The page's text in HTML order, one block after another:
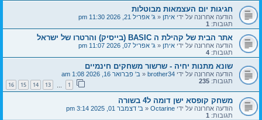
חגיגות יום העצמאות מבוטלות
הודעה אחרונה על ידי איתן«ג' אפריל 21, 2026 11:30 pm
תגובות: 1
אתר הבית של קהילת ה BASIC (בייסיק) והרטרו של ישראל
הודעה אחרונה על ידי איתן«ג' אפריל 07, 2026 11:07 pm
תגובות: 4
שונא מתנות יחיה - שרשור משחקים חינמיים
הודעה אחרונה על ידי brother34
«ב' פברואר 16, 2026 1:08 am
תגובות: 235
13
14
15
16
משחק קופסא ישן דומה ל4 בשורה
הודעה אחרונה על ידי Octarine
«ב' דצמבר 01, 2025 3:14 pm
תגובות: 1